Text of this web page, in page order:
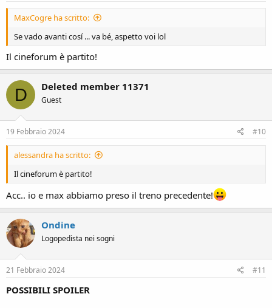
MaxCogre ha scritto:
Se vado avanti cosí ... va bé, aspetto voi lol
Il cineforum è partito!
D Deleted member 11371
Guest
19 Febbraio 2024 #10
alessandra ha scritto:
Il cineforum è partito!
Acc.. io e max abbiamo preso il treno precedente!
Ondine
Logopedista nei sogni
21 Febbraio 2024 #11
POSSIBILI SPOILER